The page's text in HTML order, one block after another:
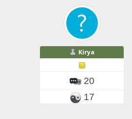
Kirya
20
17